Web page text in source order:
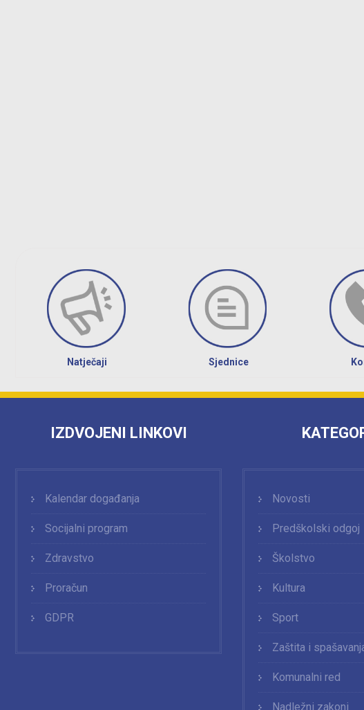
Natječaji Sjednice
IZDVOJENI LINKOVI
Kalendar događanja
Socijalni program
Zdravstvo
Proračun
GDPR
Novosti
Predškolski odgoj
Školstvo
Kultura
Sport
Zaštita i
Komunalni red
Nadležni zakoni